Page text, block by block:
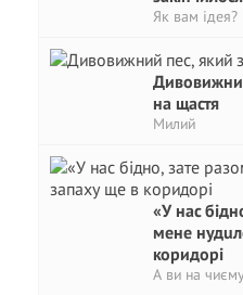
Як вам ідея?
на щастя
Милий
«У нас
мене
коридорі
А ви на